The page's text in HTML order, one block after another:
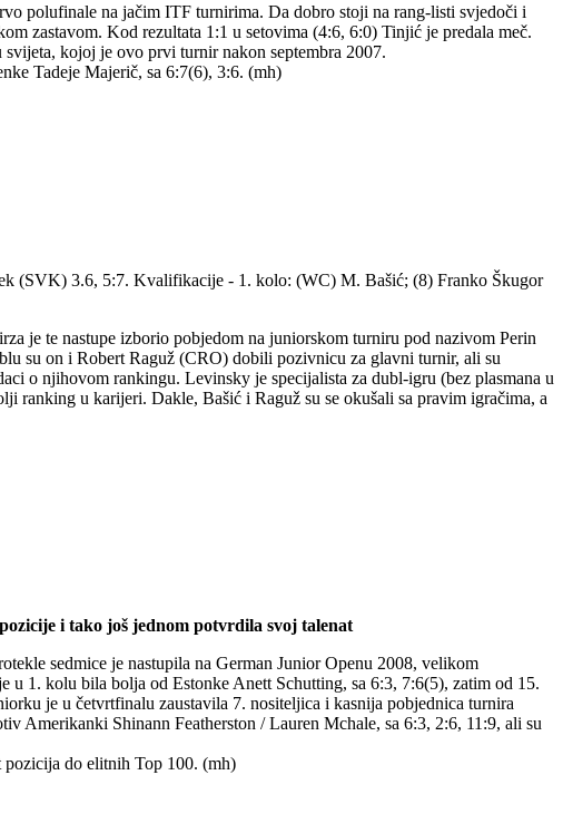
polufinale na jačim ITF turnirima. Da dobro stoji na rang-listi svjedoči i
zastavom. Kod rezultata 1:1 u setovima (4:6, 6:0) Tinjić je predala meč.
kojoj je ovo prvi turnir nakon septembra 2007.
Tadeje Majerič, sa 6:7(6), 3:6. (mh)
(SVK) 3.6, 5:7. Kvalifikacije - 1. kolo: (WC) M. Bašić; (8) Franko Škugor
je te nastupe izborio pobjedom na juniorskom turniru pod nazivom Perin
su on i Robert Raguž (CRO) dobili pozivnicu za glavni turnir, ali su
o njihovom rankingu. Levinsky je specijalista za dubl-igru (bez plasmana u
ranking u karijeri. Dakle, Bašić i Raguž su se okušali sa pravim igračima, a
i tako još jednom potvrdila svoj talenat
sedmice je nastupila na German Junior Openu 2008, velikom
1. kolu bila bolja od Estonke Anett Schutting, sa 6:3, 7:6(5), zatim od 15.
je u četvrtfinalu zaustavila 7. nositeljica i kasnija pobjednica turnira
Amerikanki Shinann Featherston / Lauren Mchale, sa 6:3, 2:6, 11:9, ali su
pozicija do elitnih Top 100. (mh)